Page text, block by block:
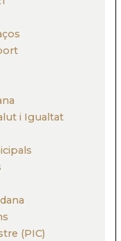
i Igualtat
(PIC)